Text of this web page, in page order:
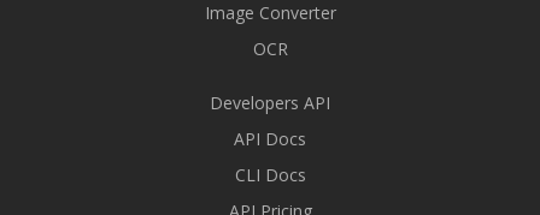
Image Converter
OCR
Developers API
API Docs
CLI Docs